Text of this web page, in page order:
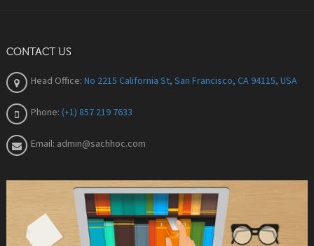
CONTACT US
Head Office: No 2215 California St, San Francisco, CA 94115, USA
Phone: (+1) 857 219 7633
Email: admin@sachhoc.com